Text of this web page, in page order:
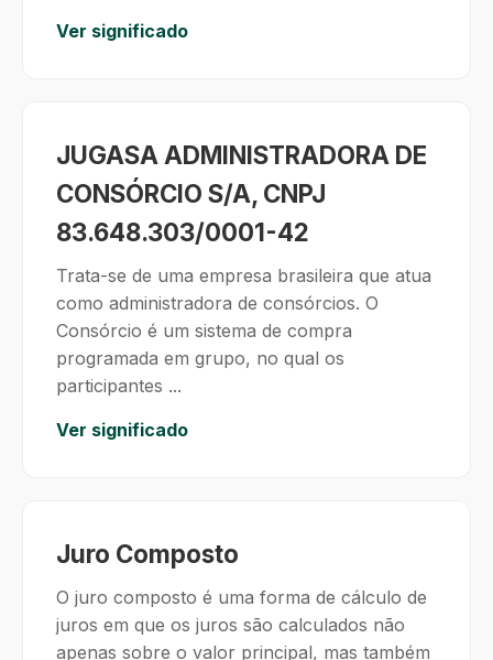
Ver significado
JUGASA ADMINISTRADORA DE
CONSÓRCIO S/A, CNPJ
83.648.303/0001-42
Trata-se de uma empresa brasileira que atua
como administradora de consórcios. O
Consórcio é um sistema de compra
programada em grupo, no qual os
participantes ...
Ver significado
Juro Composto
O juro composto é uma forma de cálculo de
juros em que os juros são calculados não
apenas sobre o valor principal, mas também